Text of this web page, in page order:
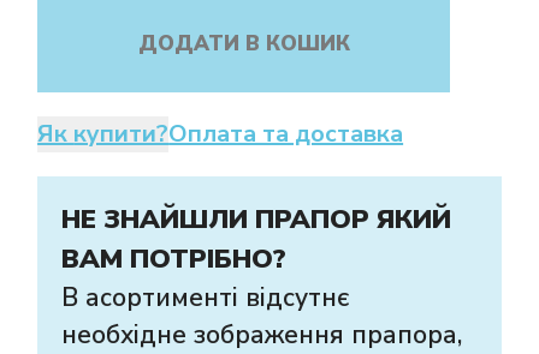
ДОДАТИ В КОШИК
Як купити?Оплата та доставка
НЕ ЗНАЙШЛИ ПРАПОР ЯКИЙ
ВАМ ПОТРІБНО?
В асортименті відсутнє
необхідне зображення прапора,